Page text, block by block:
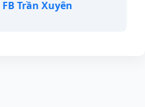
FB Trần Xuyên